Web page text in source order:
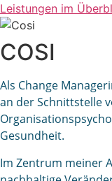
Leistungen im
COSI
Als Change
an der Schnittstelle
Gesundheit.
Im Zentrum meiner